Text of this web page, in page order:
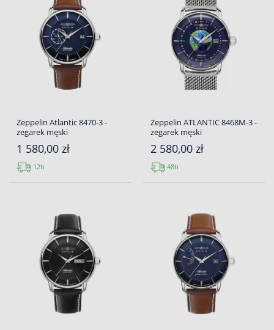
Zeppelin Atlantic 8470-3 -
zegarek męski
1 580,00 zł
12h
Zeppelin ATLANTIC 8468M-3 -
zegarek męski
2 580,00 zł
48h